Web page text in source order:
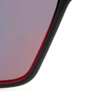
65 mm
Largeur des verres